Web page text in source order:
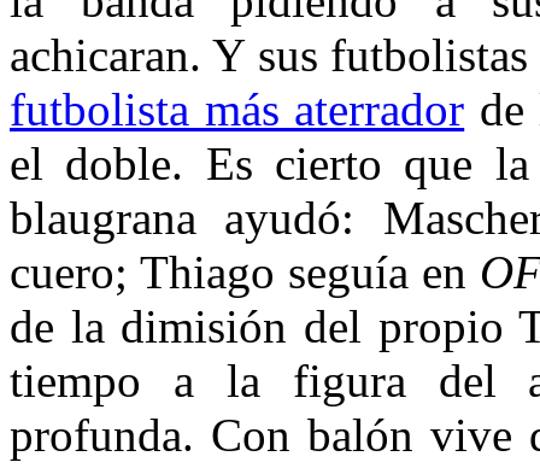
achicaran. Y sus
futbolista más aterrador de
el doble. Es cierto que
blaugrana ayudó:
cuero; Thiago seguía en
de la dimisión del propio
tiempo a la figura del
profunda. Con balón vive